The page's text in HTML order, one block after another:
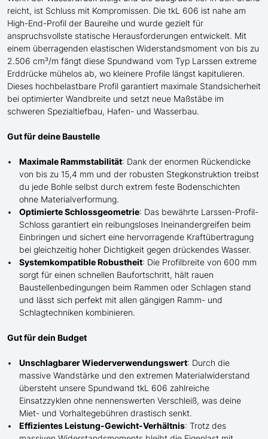
reicht, ist Schluss mit Kompromissen. Die tkL 606 ist nahe am
High-End-Profil der Baureihe und wurde gezielt für
anspruchsvollste statische Herausforderungen entwickelt. Mit
einem überragenden elastischen Widerstandsmoment von bis zu
2.506 cm³/m fängt diese Spundwand vom Typ Larssen extreme
Erddrücke mühelos ab, wo kleinere Profile längst kapitulieren.
Dieses hochbelastbare Profil garantiert maximale Standsicherheit
bei optimierter Wandbreite und setzt neue Maßstäbe im
schweren Spezialtiefbau, Hafen- und Wasserbau.
Gut für deine Baustelle
Maximale Rammstabilität: Dank der enormen Rückendicke
von bis zu 15,4 mm und der robusten Stegkonstruktion treibst
du jede Bohle selbst durch extrem feste Bodenschichten
ohne Materialverformung.
Optimierte Schlossgeometrie: Das bewährte Larssen-Profil-
Schloss garantiert ein reibungsloses Ineinandergreifen beim
Einbringen und sichert eine hervorragende Kraftübertragung
bei gleichzeitig hoher Dichtigkeit gegen drückendes Wasser.
Systemkompatible Robustheit: Die Profilbreite von 600 mm
sorgt für einen schnellen Baufortschritt, hält rauen
Baustellenbedingungen beim Rammen oder Schlagen stand
und lässt sich perfekt mit allen gängigen Ramm- und
Schlagtechniken kombinieren.
Gut für dein Budget
Unschlagbarer Wiederverwendungswert: Durch die
massive Wandstärke und den extremen Materialwiderstand
übersteht unsere Spundwand tkL 606 zahlreiche
Einsatzzyklen ohne nennenswerten Verschleiß, was deine
Miet- und Vorhaltegebühren drastisch senkt.
Effizientes Leistung-Gewicht-Verhältnis: Trotz des